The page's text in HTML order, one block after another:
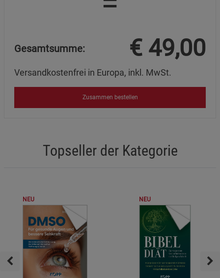
Gesamtsumme: € 49,00
Versandkostenfrei in Europa, inkl. MwSt.
Zusammen bestellen
Topseller der Kategorie
NEU NEU